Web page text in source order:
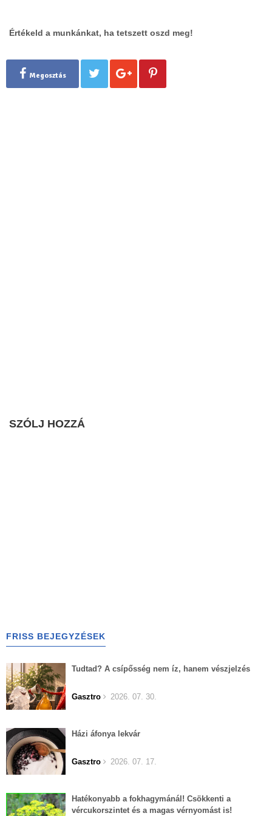
Értékeld a munkánkat, ha tetszett oszd meg!
Megosztás
SZÓLJ HOZZÁ
FRISS BEJEGYZÉSEK
Tudtad? A csípősség nem íz, hanem vészjelzés
Gasztro 2026. 07. 30.
Házi áfonya lekvár
Gasztro 2026. 07. 17.
Hatékonyabb a fokhagymánál! Csökkenti a
vércukorszintet és a magas vérnyomást is!